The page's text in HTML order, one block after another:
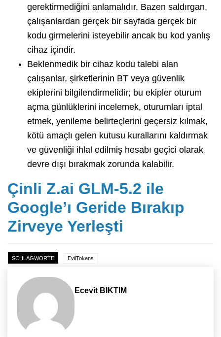
gerektirmediğini anlamalıdır. Bazen saldırgan,
çalışanlardan gerçek bir sayfada gerçek bir
kodu girmelerini isteyebilir ancak bu kod yanlış
cihaz içindir.
Beklenmedik bir cihaz kodu talebi alan
çalışanlar, şirketlerinin BT veya güvenlik
ekiplerini bilgilendirmelidir; bu ekipler oturum
açma günlüklerini incelemek, oturumları iptal
etmek, yenileme belirteçlerini geçersiz kılmak,
kötü amaçlı gelen kutusu kurallarını kaldırmak
ve güvenliği ihlal edilmiş hesabı geçici olarak
devre dışı bırakmak zorunda kalabilir.
Çinli Z.ai GLM-5.2 ile
Google’ı Geride Bırakıp
Zirveye Yerleşti
SCHLAGWORTE EvilTokens
Ecevit BIKTIM